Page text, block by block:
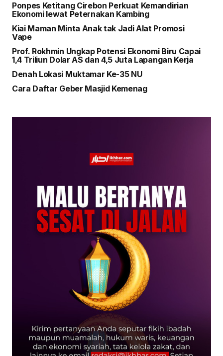
Ponpes Ketitang Cirebon Perkuat Kemandirian
Ekonomi lewat Peternakan Kambing
Kiai Maman Minta Anak tak Jadi Alat Promosi
Vape
Prof. Rokhmin Ungkap Potensi Ekonomi Biru Capai
1,4 Triliun Dolar AS dan 4,5 Juta Lapangan Kerja
Denah Lokasi Muktamar Ke-35 NU
Cara Daftar Geber Masjid Kemenag